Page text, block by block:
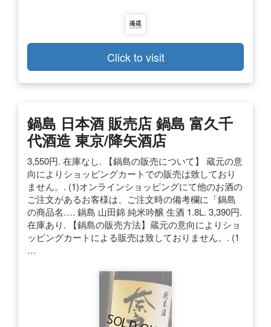
Click to visit
鍋島 日本酒 販売店 鍋島 富久千
代酒造 東京/降矢酒店
3,550円. 在庫なし. 【鍋島の販売について】 蔵元の意
向によりショッピングカートでの販売は致しており
ません。. (1)オンラインショッピングにて他のお酒の
ご注文があるお客様は、ご注文時の備考欄に「鍋島
の商品名…. 鍋島 山田錦 純米吟醸 生酒 1.8L. 3,390円.
在庫あり. 【鍋島の販売方法】蔵元の意向によりショ
ッピングカートによる販売は致しておりません。. (1
…